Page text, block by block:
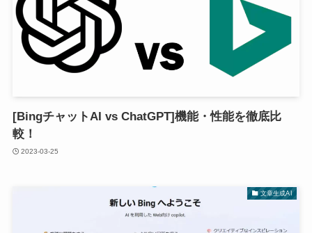
[BingチャットAI vs ChatGPT]機能・性能を徹底比
較！
2023-03-25
文章生成AI